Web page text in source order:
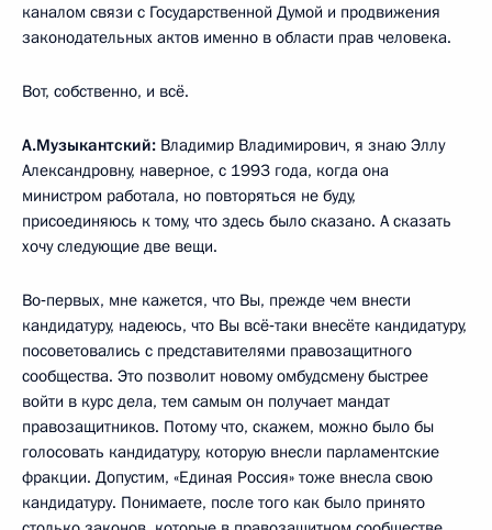
каналом связи с Государственной Думой и продвижения
законодательных актов именно в области прав человека.
Вот, собственно, и всё.
А.Музыкантский: Владимир Владимирович, я знаю Эллу
Александровну, наверное, с 1993 года, когда она
министром работала, но повторяться не буду,
присоединяюсь к тому, что здесь было сказано. А сказать
хочу следующие две вещи.
Во‑первых, мне кажется, что Вы, прежде чем внести
кандидатуру, надеюсь, что Вы всё‑таки внесёте кандидатуру,
посоветовались с представителями правозащитного
сообщества. Это позволит новому омбудсмену быстрее
войти в курс дела, тем самым он получает мандат
правозащитников. Потому что, скажем, можно было бы
голосовать кандидатуру, которую внесли парламентские
фракции. Допустим, «Единая Россия» тоже внесла свою
кандидатуру. Понимаете, после того как было принято